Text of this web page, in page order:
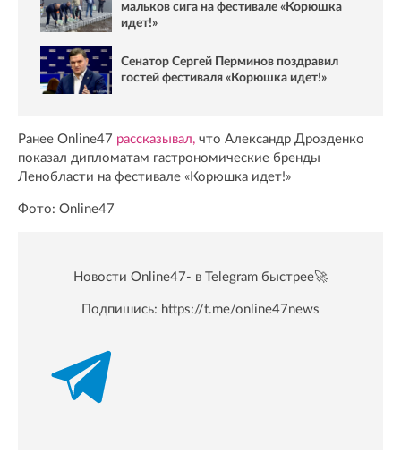
мальков сига на фестивале «Корюшка
идет!»
Сенатор Сергей Перминов поздравил
гостей фестиваля «Корюшка идет!»
Ранее Online47 рассказывал, что Александр Дрозденко
показал дипломатам гастрономические бренды
Ленобласти на фестивале «Корюшка идет!»
Фото: Online47
Новости Online47- в Telegram быстрее🚀
Подпишись: https://t.me/online47news